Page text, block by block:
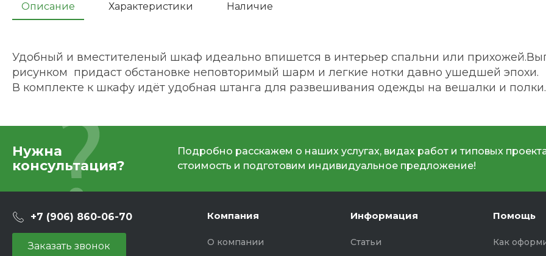
Описание Характеристики Наличие
Удобный и вместителеный шкаф идеально впишется в интерьер спальни или
рисунком придаст обстановке неповторимый шарм и легкие нотки давно ушедшей эпохи.
В комплекте к шкафу идёт удобная штанга для развешивания одежды на вешалки и полки.
Нужна
консультация?
Подробно расскажем о наших услугах, видах работ и типовых
стоимость и подготовим индивидуальное предложение!
+7 (906) 860-06-70
Заказать звонок
Компания
О компании
Информация
Статьи
Помощь
Как